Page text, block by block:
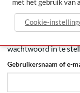
Wachtwoord
wachtwoord in te
Gebruikersnaam of e-
met het gebruik van
Cookie-